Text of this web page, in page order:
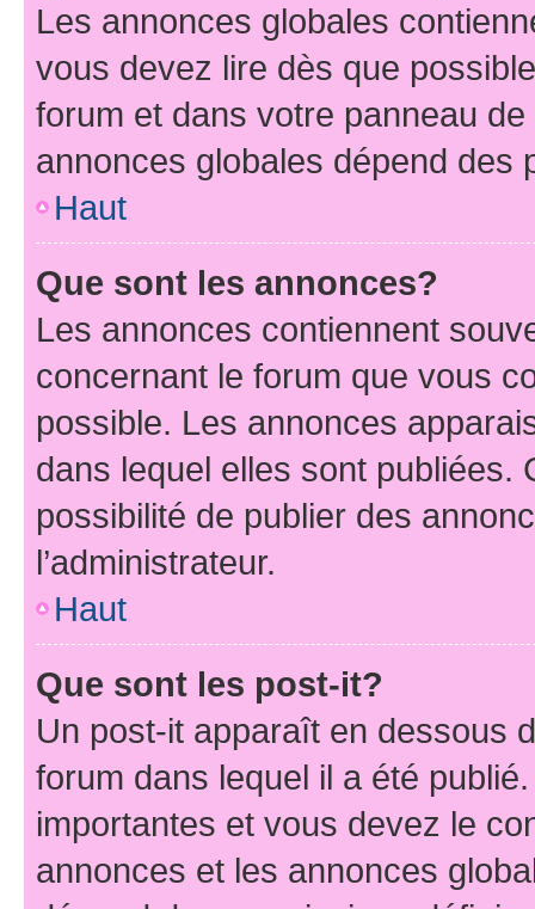
Les annonces globales
vous devez lire dès que
forum et dans votre panneau
annonces globales dépend des
Haut
Que sont les annonces?
Les annonces contiennent
concernant le forum que vous
possible. Les annonces
dans lequel elles sont publiées.
possibilité de publier des
l’administrateur.
Haut
Que sont les post-it?
Un post-it apparaît en dessous
forum dans lequel il a été
importantes et vous devez le
annonces et les annonces